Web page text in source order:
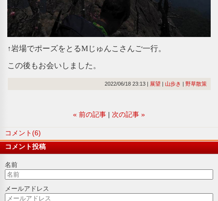
↑岩場でポーズをとるMじゅんこさんご一行。
この後もお会いしました。
2022/06/18 23:13 展望 山歩き 野草散策
« 前の記事 次の記事 »
コメント(6)
コメント投稿
名前
メールアドレス